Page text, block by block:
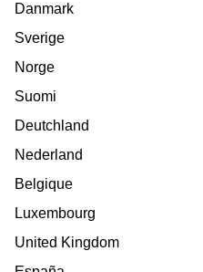
Danmark
Sverige
Norge
Suomi
Deutchland
Nederland
Belgique
Luxembourg
United Kingdom